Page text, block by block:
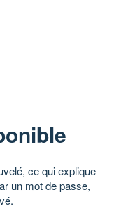
ce qui explique
un mot de passe,